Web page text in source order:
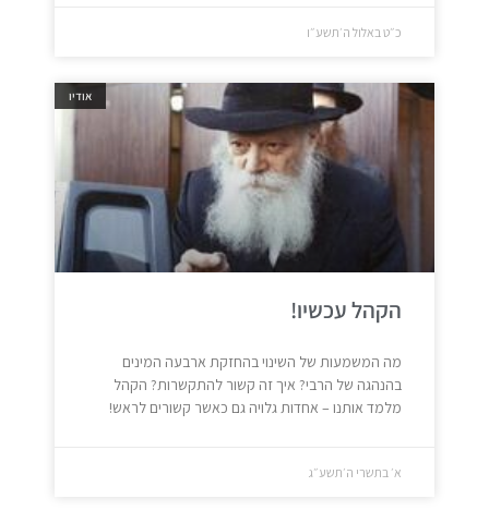
כ״ט באלול ה׳תשע״ו
אודיו
הקהל עכשיו!
מה המשמעות של השינוי בהחזקת ארבעה המינים
בהנהגה של הרבי? איך זה קשור להתקשרות? הקהל
מלמד אותנו – אחדות גלויה גם כאשר קשורים לראש!
א׳ בתשרי ה׳תשע״ג